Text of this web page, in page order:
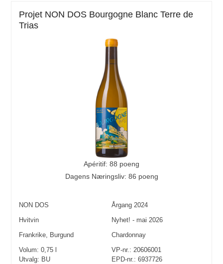
Projet NON DOS Bourgogne Blanc Terre de
Trias
Apéritif: 88 poeng
Dagens Næringsliv: 86 poeng
NON DOS Årgang 2024
Hvitvin
Nyhet! - mai 2026
Frankrike, Burgund
Chardonnay
Volum:0,75
Utvalg: BU
VP-nr.: 20606001
EPD-nr.: 6937726